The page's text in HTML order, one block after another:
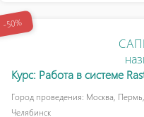
-50%
Курс: Работа в системе
Город проведения: Москва,
Челябинск